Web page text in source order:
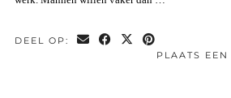
DEEL OP:
PLAATS EEN